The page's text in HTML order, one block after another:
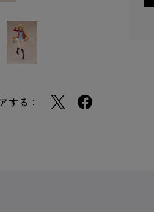
する：